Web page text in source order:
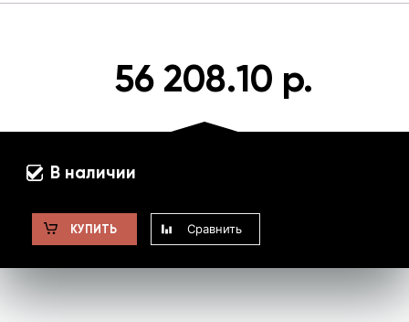
56 208.10 р.
В наличии
КУПИТЬ Сравнить